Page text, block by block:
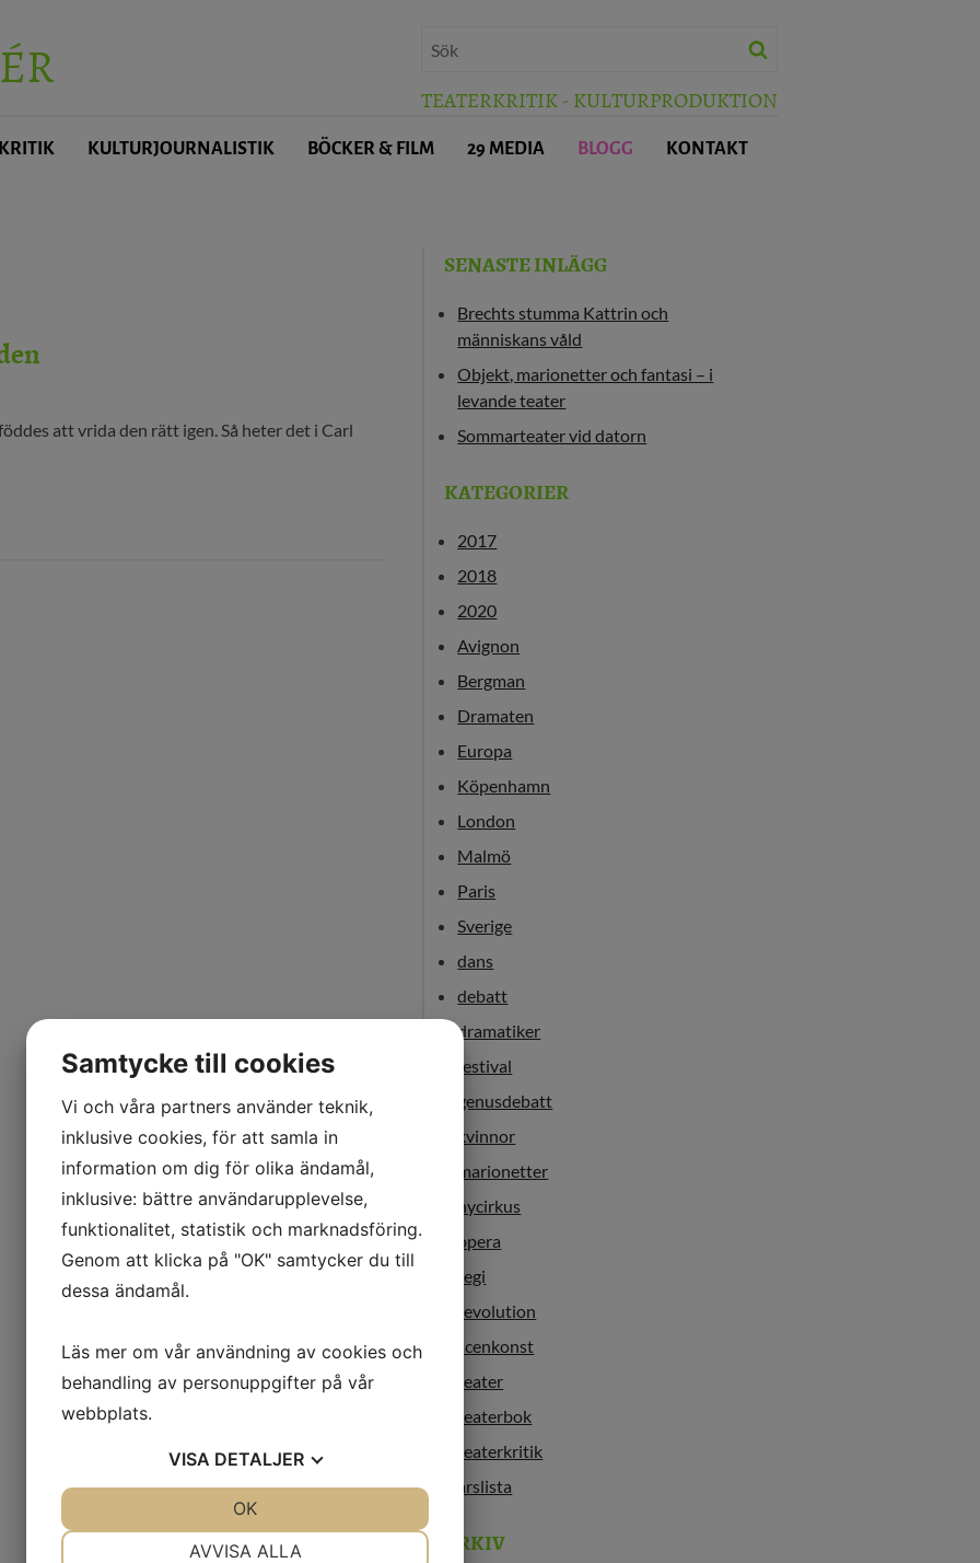
TEATERKRITIK - KULTURPRODUKTION
KULTURJOURNALISTIK BÖCKER & FILM 29 MEDIA BLOGG KONTAKT
att vrida den rätt igen. Så heter det i Carl
SENASTE INLÄGG
Brechts stumma Kattrin och
människans våld
Objekt, marionetter och fantasi – i
levande teater
Sommarteater vid datorn
KATEGORIER
2017
2018
2020
Avignon
Bergman
Dramaten
Europa
Köpenhamn
London
Malmö
Paris
Sverige
dans
debatt
dramatiker
festival
genusdebatt
kvinnor
marionetter
nycirkus
opera
regi
revolution
scenkonst
teater
teaterbok
teaterkritik
årslista
ARKIV
Samtycke till cookies
Vi och våra partners använder teknik,
inklusive cookies, för att samla in
information om dig för olika ändamål,
inklusive: bättre användarupplevelse,
funktionalitet, statistik och marknadsföring.
Genom att klicka på "OK" samtycker du till
dessa ändamål.
Läs mer om vår användning av cookies och
behandling av personuppgifter på vår
webbplats.
VISA DETALJER
AVVISA ALLA
OK